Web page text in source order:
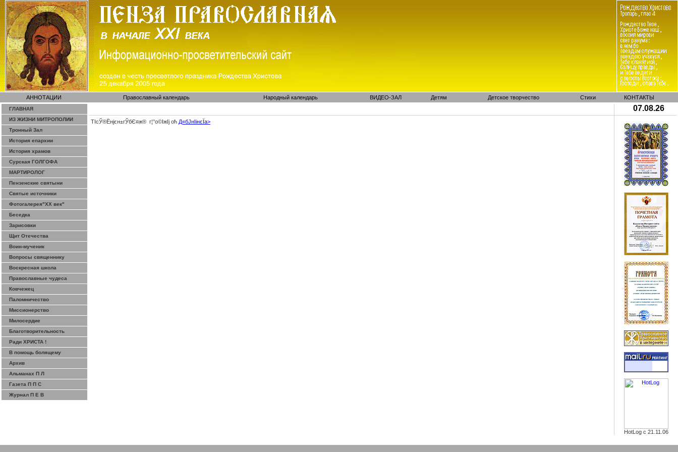
АННОТАЦИИ Православный календарь Народный календарь ВИДЕО-ЗАЛ Детям Детское творчество Стихи КОНТАКТЫ
ГЛАВНАЯ
ИЗ ЖИЗНИ МИТРОПОЛИИ
Тронный Зал
История епархии
История храмов
Сурская ГОЛГОФА
МАРТИРОЛОГ
Пензенские святыни
Святые источники
Фотогалерея"ХХ век"
Беседка
Зарисовки
Щит Отечества
Воин-мученик
Вопросы священнику
Воскресная школа
Православные чудеса
Ковчежец
Паломничество
Миссионерство
Милосердие
Благотворительность
Ради ХРИСТА !
В помощь болящему
Архив
Альманах П Л
Газета П П С
Журнал П Е В
07.08.26
ТІсЎ®Ёнјєн±­гЎ­бЄ¤ж® г¦°о©ІжІј оћ Д«бЈ­нІінєЇa>
HotLog с 21.11.06